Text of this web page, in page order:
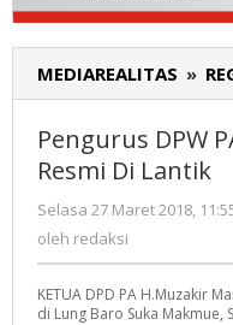
MEDIAREALITAS »
Pengurus DPW
Resmi Di Lantik
Selasa 27 Maret 2018,
oleh redaksi
KETUA DPD PA H.Muzakir
di Lung Baro Suka Makmue,